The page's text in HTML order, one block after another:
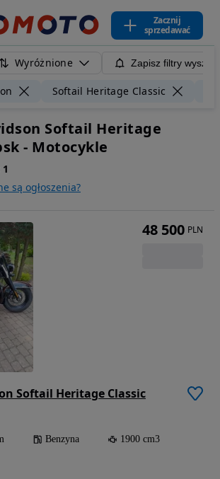
Zacznij
sprzedawać
Wyróżnione Zapisz filtry
Softail Heritage Classic
Softail Heritage
- Motocykle
1
są ogłoszenia?
Softail Heritage Classic
Benzyna
1900 cm3
48 500 PLN